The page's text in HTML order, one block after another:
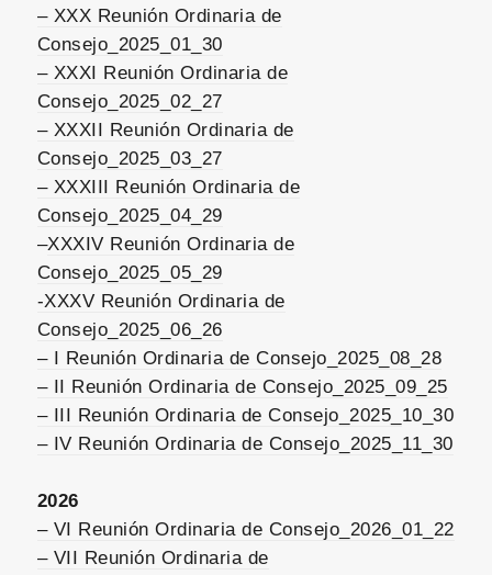
– XXX Reunión Ordinaria de
Consejo_2025_01_30
– XXXI Reunión Ordinaria de
Consejo_2025_02_27
– XXXII Reunión Ordinaria de
Consejo_2025_03_27
– XXXIII Reunión Ordinaria de
Consejo_2025_04_29
–XXXIV Reunión Ordinaria de
Consejo_2025_05_29
-XXXV Reunión Ordinaria de
Consejo_2025_06_26
– I Reunión Ordinaria de Consejo_2025_08_28
– II Reunión Ordinaria de Consejo_2025_09_25
– III Reunión Ordinaria de Consejo_2025_ 10_30
– IV Reunión Ordinaria de Consejo_2025_11_30
2026
– VI Reunión Ordinaria de Consejo_2026_01_22
– VII Reunión Ordinaria de